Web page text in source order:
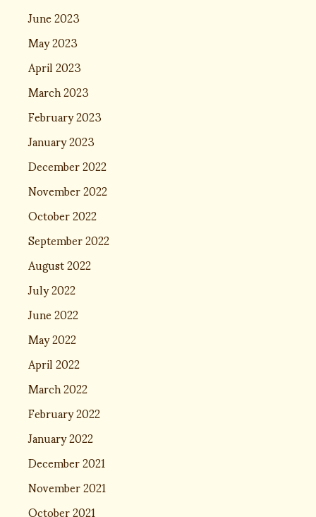
June 2023
May 2023
April 2023
March 2023
February 2023
January 2023
December 2022
November 2022
October 2022
September 2022
August 2022
July 2022
June 2022
May 2022
April 2022
March 2022
February 2022
January 2022
December 2021
November 2021